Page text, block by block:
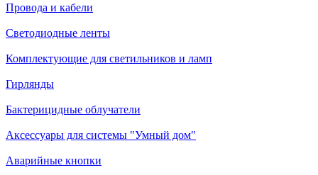
Провода и кабели
Светодиодные ленты
Комплектующие для светильников и ламп
Гирлянды
Бактерицидные облучатели
Аксессуары для системы "Умный дом"
Аварийные кнопки